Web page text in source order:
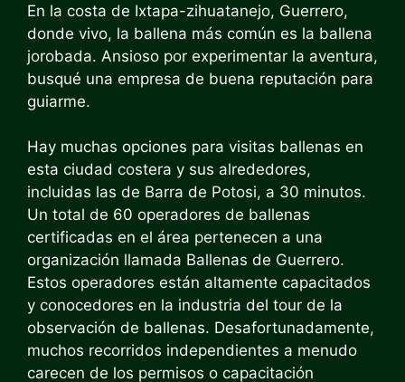
En la costa de Ixtapa-zihuatanejo, Guerrero,
donde vivo, la ballena más común es la ballena
jorobada. Ansioso por experimentar la aventura,
busqué una empresa de buena reputación para
guiarme.
Hay muchas opciones para visitas ballenas en
esta ciudad costera y sus alrededores,
incluidas las de Barra de Potosi, a 30 minutos.
Un total de 60 operadores de ballenas
certificadas en el área pertenecen a una
organización llamada Ballenas de Guerrero.
Estos operadores están altamente capacitados
y conocedores en la industria del tour de la
observación de ballenas. Desafortunadamente,
muchos recorridos independientes a menudo
carecen de los permisos o capacitación